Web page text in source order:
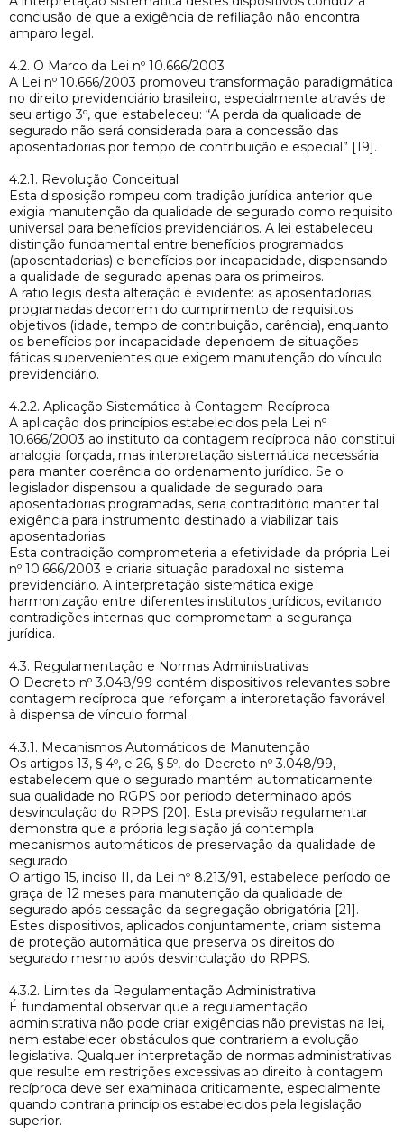
conclusão de que a exigência de refiliação não encontra
amparo legal.
4.2. O Marco da Lei nº 10.666/2003
A Lei nº 10.666/2003 promoveu transformação paradigmática
no direito previdenciário brasileiro, especialmente através de
seu artigo 3º, que estabeleceu: “A perda da qualidade de
segurado não será considerada para a concessão das
aposentadorias por tempo de contribuição e especial” [19].
4.2.1. Revolução Conceitual
Esta disposição rompeu com tradição jurídica anterior que
exigia manutenção da qualidade de segurado como requisito
universal para benefícios previdenciários. A lei estabeleceu
distinção fundamental entre benefícios programados
(aposentadorias) e benefícios por incapacidade, dispensando
a qualidade de segurado apenas para os primeiros.
A ratio legis desta alteração é evidente: as aposentadorias
programadas decorrem do cumprimento de requisitos
objetivos (idade, tempo de contribuição, carência), enquanto
os benefícios por incapacidade dependem de situações
fáticas supervenientes que exigem manutenção do vínculo
previdenciário.
4.2.2. Aplicação Sistemática à Contagem Recíproca
A aplicação dos princípios estabelecidos pela Lei nº
10.666/2003 ao instituto da contagem recíproca não constitui
analogia forçada, mas interpretação sistemática necessária
para manter coerência do ordenamento jurídico. Se o
legislador dispensou a qualidade de segurado para
aposentadorias programadas, seria contraditório manter tal
exigência para instrumento destinado a viabilizar tais
aposentadorias.
Esta contradição comprometeria a efetividade da própria Lei
nº 10.666/2003 e criaria situação paradoxal no sistema
previdenciário. A interpretação sistemática exige
harmonização entre diferentes institutos jurídicos, evitando
contradições internas que comprometam a segurança
jurídica.
4.3. Regulamentação e Normas Administrativas
O Decreto nº 3.048/99 contém dispositivos relevantes sobre
contagem recíproca que reforçam a interpretação favorável
à dispensa de vínculo formal.
4.3.1. Mecanismos Automáticos de Manutenção
Os artigos 13, § 4º, e 26, § 5º, do Decreto nº 3.048/99,
estabelecem que o segurado mantém automaticamente
sua qualidade no RGPS por período determinado após
desvinculação do RPPS [20]. Esta previsão regulamentar
demonstra que a própria legislação já contempla
mecanismos automáticos de preservação da qualidade de
segurado.
O artigo 15, inciso II, da Lei nº 8.213/91, estabelece período de
graça de 12 meses para manutenção da qualidade de
segurado após cessação da segregação obrigatória [21].
Estes dispositivos, aplicados conjuntamente, criam sistema
de proteção automática que preserva os direitos do
segurado mesmo após desvinculação do RPPS.
4.3.2. Limites da Regulamentação Administrativa
É fundamental observar que a regulamentação
administrativa não pode criar exigências não previstas na lei,
nem estabelecer obstáculos que contrariem a evolução
legislativa. Qualquer interpretação de normas administrativas
que resulte em restrições excessivas ao direito à contagem
recíproca deve ser examinada criticamente, especialmente
quando contraria princípios estabelecidos pela legislação
superior.